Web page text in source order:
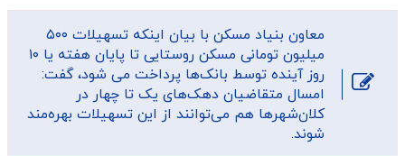
معاون بنیاد مسکن با بیان اینکه تسهیلات ۵۰۰
میلیون تومانی مسکن روستایی تا پایان هفته یا ۱۰
روز آینده توسط بانک‌ها پرداخت می شود، گفت:
امسال متقاضیان دهک‌های یک تا چهار در
کلان‌شهرها هم می‌توانند از این تسهیلات بهره‌مند
شوند.